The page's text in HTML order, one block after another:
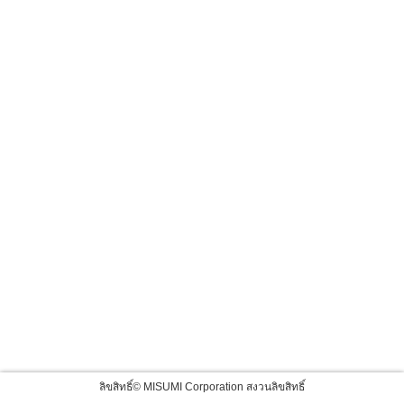
ลิขสิทธิ์© MISUMI Corporation สงวนลิขสิทธิ์